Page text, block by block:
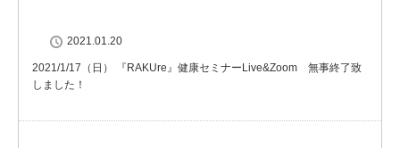
2021.01.20
2021/1/17（日） 『RAKUre』健康セミナーLive&Zoom 無事終了致
しました！